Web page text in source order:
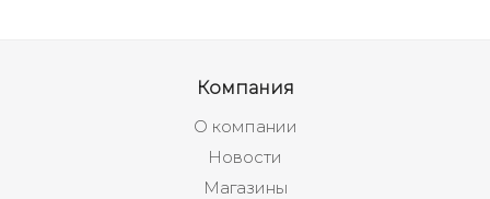
Компания
О компании
Новости
Магазины